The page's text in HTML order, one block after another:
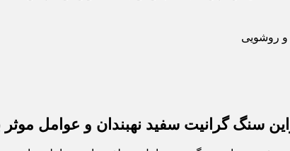
و روشویی
سنگ گرانیت سفید نهبندان و عوامل